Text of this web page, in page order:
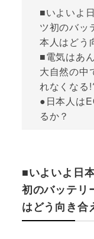
■いよいよ
ツ初のバッ
本人はどう
■電気はあ
大自然の中
れなくなる
●日本人は
るか？
■いよいよ日
初のバッテリ
はどう向き合